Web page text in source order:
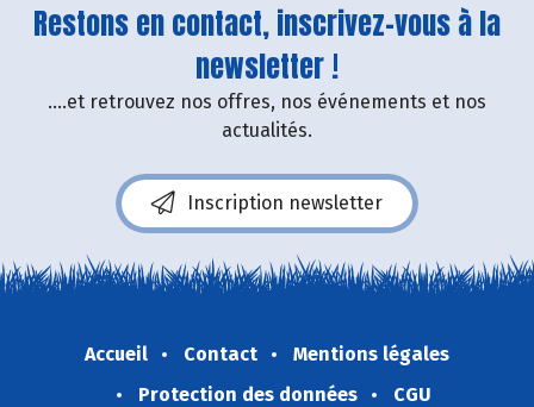
Restons en contact, inscrivez-vous à la
newsletter !
....et retrouvez nos offres, nos événements et nos
actualités.
Inscription newsletter
Accueil Contact
Mentions légales
Protection des données
CGU